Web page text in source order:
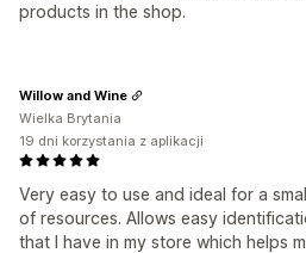
products in the shop.
Very easy to use and ideal for a
of resources. Allows easy
that I have in my store which helps
Willow and Wine
Wielka Brytania
19 dni korzystania z aplikacji